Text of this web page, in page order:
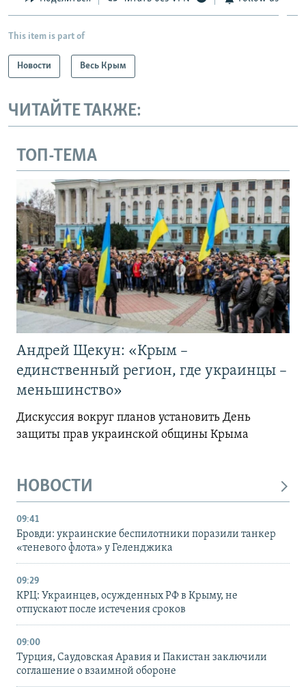
This item is part of
Новости Весь Крым
ЧИТАЙТЕ ТАКЖЕ:
ТОП-ТЕМА
Андрей Щекун: «Крым –
единственный регион, где украинцы –
меньшинство»
Дискуссия вокруг планов установить День
защиты прав украинской общины Крыма
НОВОСТИ
09:41
Бровди: украинские беспилотники поразили танкер
«теневого флота» у Геленджика
09:29
КРЦ: Украинцев, осужденных РФ в Крыму, не
отпускают после истечения сроков
09:00
Турция, Саудовская Аравия и Пакистан заключили
соглашение о взаимной обороне